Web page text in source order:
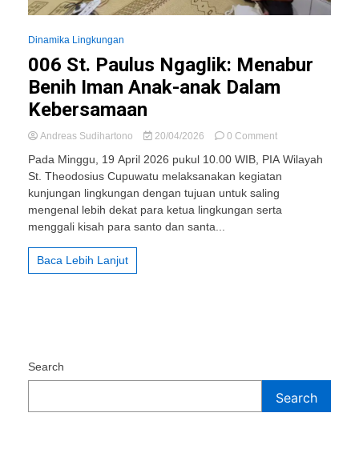
Dinamika Lingkungan
006 St. Paulus Ngaglik: Menabur
Benih Iman Anak-anak Dalam
Kebersamaan
Andreas Sudihartono 20/04/2026 0 Commenton
St.
Paulus
Ngaglik:
Menabur
Pada Minggu, 19 April 2026 pukul 10.00 WIB, PIA Wilayah
St. Theodosius Cupuwatu melaksanakan kegiatan
kunjungan lingkungan dengan tujuan untuk saling
mengenal lebih dekat para ketua lingkungan serta
menggali kisah para santo dan santa...
Baca Lebih Lanjut
Search
Search